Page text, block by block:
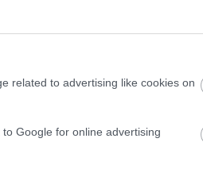
related to advertising like cookies on
Google for online advertising
συνταγές που